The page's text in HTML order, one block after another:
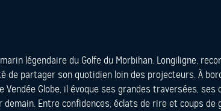
légendaire du Golfe du Morbihan. Longiligne,
de partager son quotidien loin des projecteurs. À
Vendée Globe, il évoque ses grandes traversées,
Entre confidences, éclats de rire et coups de